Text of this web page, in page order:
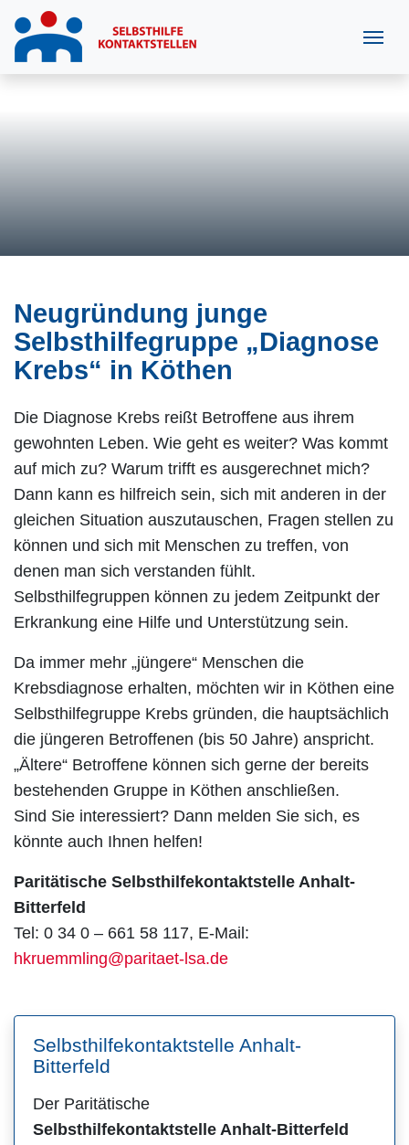
Neugründung junge
Selbsthilfegruppe „Diagnose
Krebs“ in Köthen
Die Diagnose Krebs reißt Betroffene aus ihrem
gewohnten Leben. Wie geht es weiter? Was kommt
auf mich zu? Warum trifft es ausgerechnet mich?
Dann kann es hilfreich sein, sich mit anderen in der
gleichen Situation auszutauschen, Fragen stellen zu
können und sich mit Menschen zu treffen, von
denen man sich verstanden fühlt.
Selbsthilfegruppen können zu jedem Zeitpunkt der
Erkrankung eine Hilfe und Unterstützung sein.
Da immer mehr „jüngere“ Menschen die
Krebsdiagnose erhalten, möchten wir in Köthen eine
Selbsthilfegruppe Krebs gründen, die hauptsächlich
die jüngeren Betroffenen (bis 50 Jahre) anspricht.
„Ältere“ Betroffene können sich gerne der bereits
bestehenden Gruppe in Köthen anschließen.
Sind Sie interessiert? Dann melden Sie sich, es
könnte auch Ihnen helfen!
Paritätische Selbsthilfekontaktstelle Anhalt-
Bitterfeld
Tel: 0 34 0 – 661 58 117, E-Mail:
hkruemmling@paritaet-lsa.de
Selbsthilfekontaktstelle Anhalt-
Bitterfeld
Der Paritätische
Selbsthilfekontaktstelle Anhalt-Bitterfeld